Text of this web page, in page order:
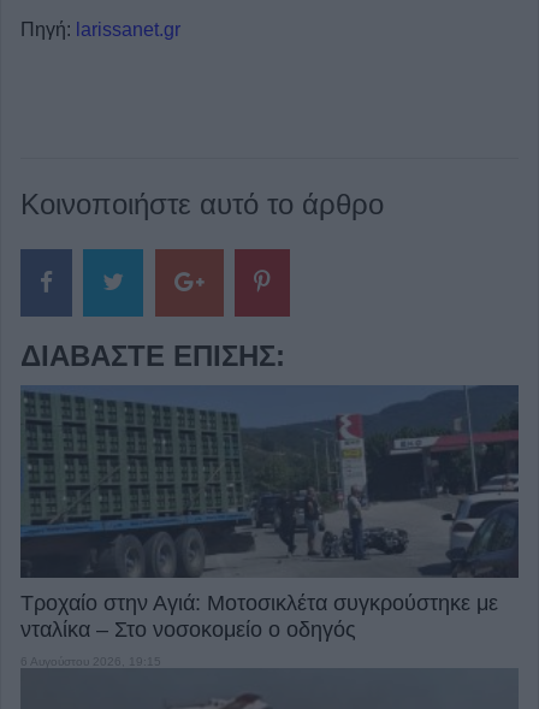
Πηγή: larissanet.gr
Κοινοποιήστε αυτό το άρθρο
ΔΙΑΒΆΣΤΕ ΕΠΊΣΗΣ:
Τροχαίο στην Αγιά: Μοτοσικλέτα συγκρούστηκε με
νταλίκα – Στο νοσοκομείο ο οδηγός
6 Αυγούστου 2026, 19:15